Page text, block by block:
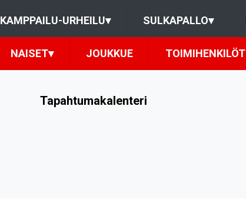
KAMPPAILU-URHEILU▾ SULKAPALLO▾
NAISET▾ JOUKKUE TOIMIHENKILÖT
Tapahtumakalenteri